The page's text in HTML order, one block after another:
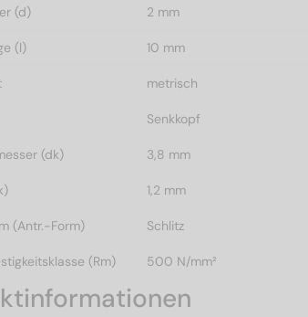
(d) 2 mm
(l) 10 mm
metrisch
Senkkopf
(dk) 3,8 mm
1,2 mm
(Antr.-Form) Schlitz
(Rm) 500 N/mm²